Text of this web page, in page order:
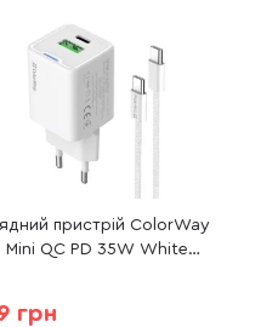
пристрій ColorWay
Mini QC PD 35W White
WT)
грн